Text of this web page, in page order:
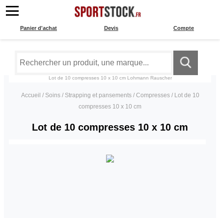
Compte
Devis
Panier d'achat
Lot de 10 compresses 10 x 10 cm Lohmann Rauscher
Accueil / Soins/ Strapping et pansements/ Compresses/ Lot de 10
compresses 10 x 10 cm
Lot de 10 compresses 10 x 10 cm